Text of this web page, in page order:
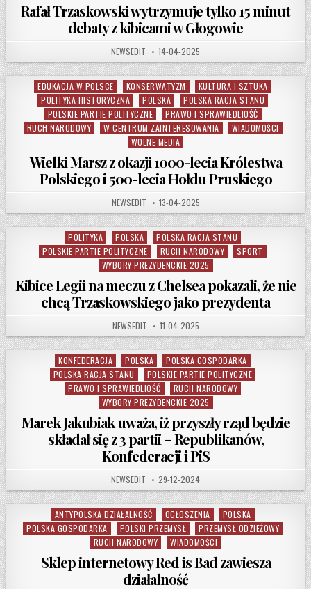
Rafał Trzaskowski wytrzymuje tylko 15 minut
debaty z kibicami w Głogowie
AUTHOR:
NEWSEDIT PUBLISHED DATE:
14-04-2025
Posted in
EDUKACJA W POLSCE KONSERWATYZM
KULTURA I SZTUKA
POLITYKA HISTORYCZNA
POLSKA
POLSKA RACJA STANU
POLSKIE PARTIE POLITYCZNE
PRAWO I SPRAWIEDLIOŚĆ
RUCH NARODOWY
W CENTRUM ZAINTERESOWANIA
WIADOMOŚCI
WOLNE MEDIA
Wielki Marsz z okazji 1000-lecia Królestwa
Polskiego i 500-lecia Hołdu Pruskiego
AUTHOR:
NEWSEDIT PUBLISHED DATE:
13-04-2025
Posted in
POLITYKA POLSKA
POLSKA RACJA STANU
POLSKIE PARTIE POLITYCZNE
RUCH NARODOWY
SPORT
WYBORY PREZYDENCKIE 2025
Kibice Legii na meczu z Chelsea pokazali, że nie
chcą Trzaskowskiego jako prezydenta
AUTHOR:
NEWSEDIT PUBLISHED DATE:
11-04-2025
Posted in
KONFEDERACJA POLSKA
POLSKA GOSPODARKA
POLSKA RACJA STANU
POLSKIE PARTIE POLITYCZNE
PRAWO I SPRAWIEDLIOŚĆ
RUCH NARODOWY
WYBORY PREZYDENCKIE 2025
Marek Jakubiak uważa, iż przyszły rząd będzie
składał się z 3 partii – Republikanów,
Konfederacji i PiS
AUTHOR:
NEWSEDIT PUBLISHED DATE:
29-12-2024
Posted in
ANTYPOLSKA DZIAŁALNOŚĆ OGŁOSZENIA
POLSKA
POLSKA GOSPODARKA
POLSKI PRZEMYSŁ
PRZEMYSŁ ODZIEŻOWY
RUCH NARODOWY
WIADOMOŚCI
Sklep internetowy Red is Bad zawiesza
działalność